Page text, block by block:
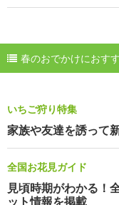
春のおでかけにおす
いちご狩り特集
家族や友達を誘って
全国お花見ガイド
見頃時期がわかる！
ット情報を掲載